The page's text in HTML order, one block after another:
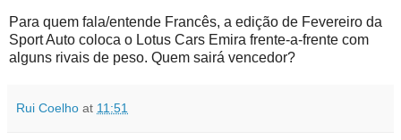
Para quem fala/entende Francês, a edição de Fevereiro da
Sport Auto coloca o Lotus Cars Emira frente-a-frente com
alguns rivais de peso. Quem sairá vencedor?
Rui Coelho at 11:51